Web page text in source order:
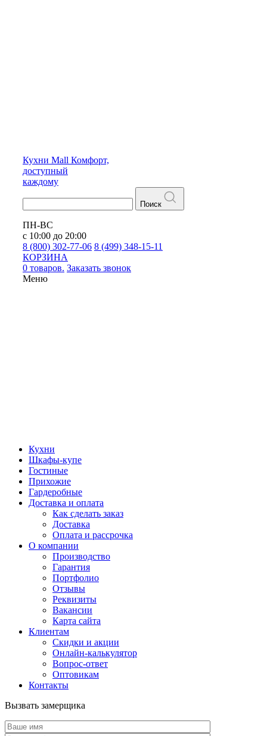
Кухни Mall Комфорт,
доступный
каждому
Поиск
ПН-ВС
с 10:00 до 20:00
8 (800) 302-77-06 8 (499) 348-15-11
КОРЗИНА
0 товаров. Заказать звонок
Меню
Кухни
Шкафы-купе
Гостиные
Прихожие
Гардеробные
Доставка и оплата
Как сделать заказ
Доставка
Оплата и рассрочка
О компании
Производство
Гарантия
Портфолио
Отзывы
Реквизиты
Вакансии
Карта сайта
Клиентам
Скидки и акции
Онлайн-калькулятор
Вопрос-ответ
Оптовикам
Контакты
Вызвать замерщика